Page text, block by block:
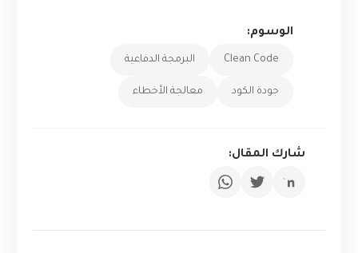
الوسوم:
Clean Code البرمجة الدفاعية
جودة الكود معالجة الأخطاء
شارك المقال: